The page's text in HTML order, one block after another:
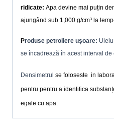
ridicate: Apa devine mai puțin
ajungând sub 1,000 g/cm³ la
Produse petroliere ușoare:
se încadrează în acest interval de
Densimetrul se foloseste in
pentru pentru a identifica
egale cu apa.